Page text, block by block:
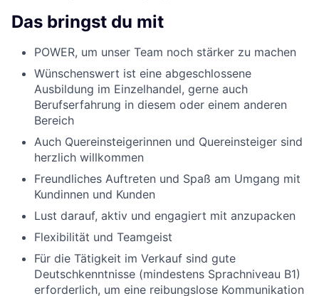
Das bringst du mit
POWER, um unser Team noch stärker zu machen
Wünschenswert ist eine abgeschlossene
Ausbildung im Einzelhandel, gerne auch
Berufserfahrung in diesem oder einem anderen
Bereich
Auch Quereinsteigerinnen und Quereinsteiger sind
herzlich willkommen
Freundliches Auftreten und Spaß am Umgang mit
Kundinnen und Kunden
Lust darauf, aktiv und engagiert mit anzupacken
Flexibilität und Teamgeist
Für die Tätigkeit im Verkauf sind gute
Deutschkenntnisse (mindestens Sprachniveau B1)
erforderlich, um eine reibungslose Kommunikation